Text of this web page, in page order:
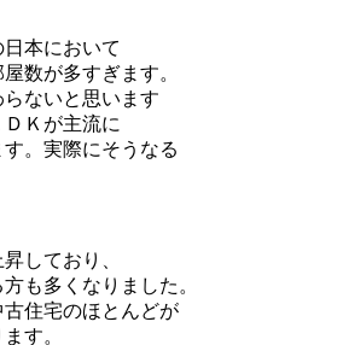
本において
数が多すぎます。
ないと思います
Ｋが主流に
。実際にそうなる
しており、
も多くなりました。
住宅のほとんどが
す。